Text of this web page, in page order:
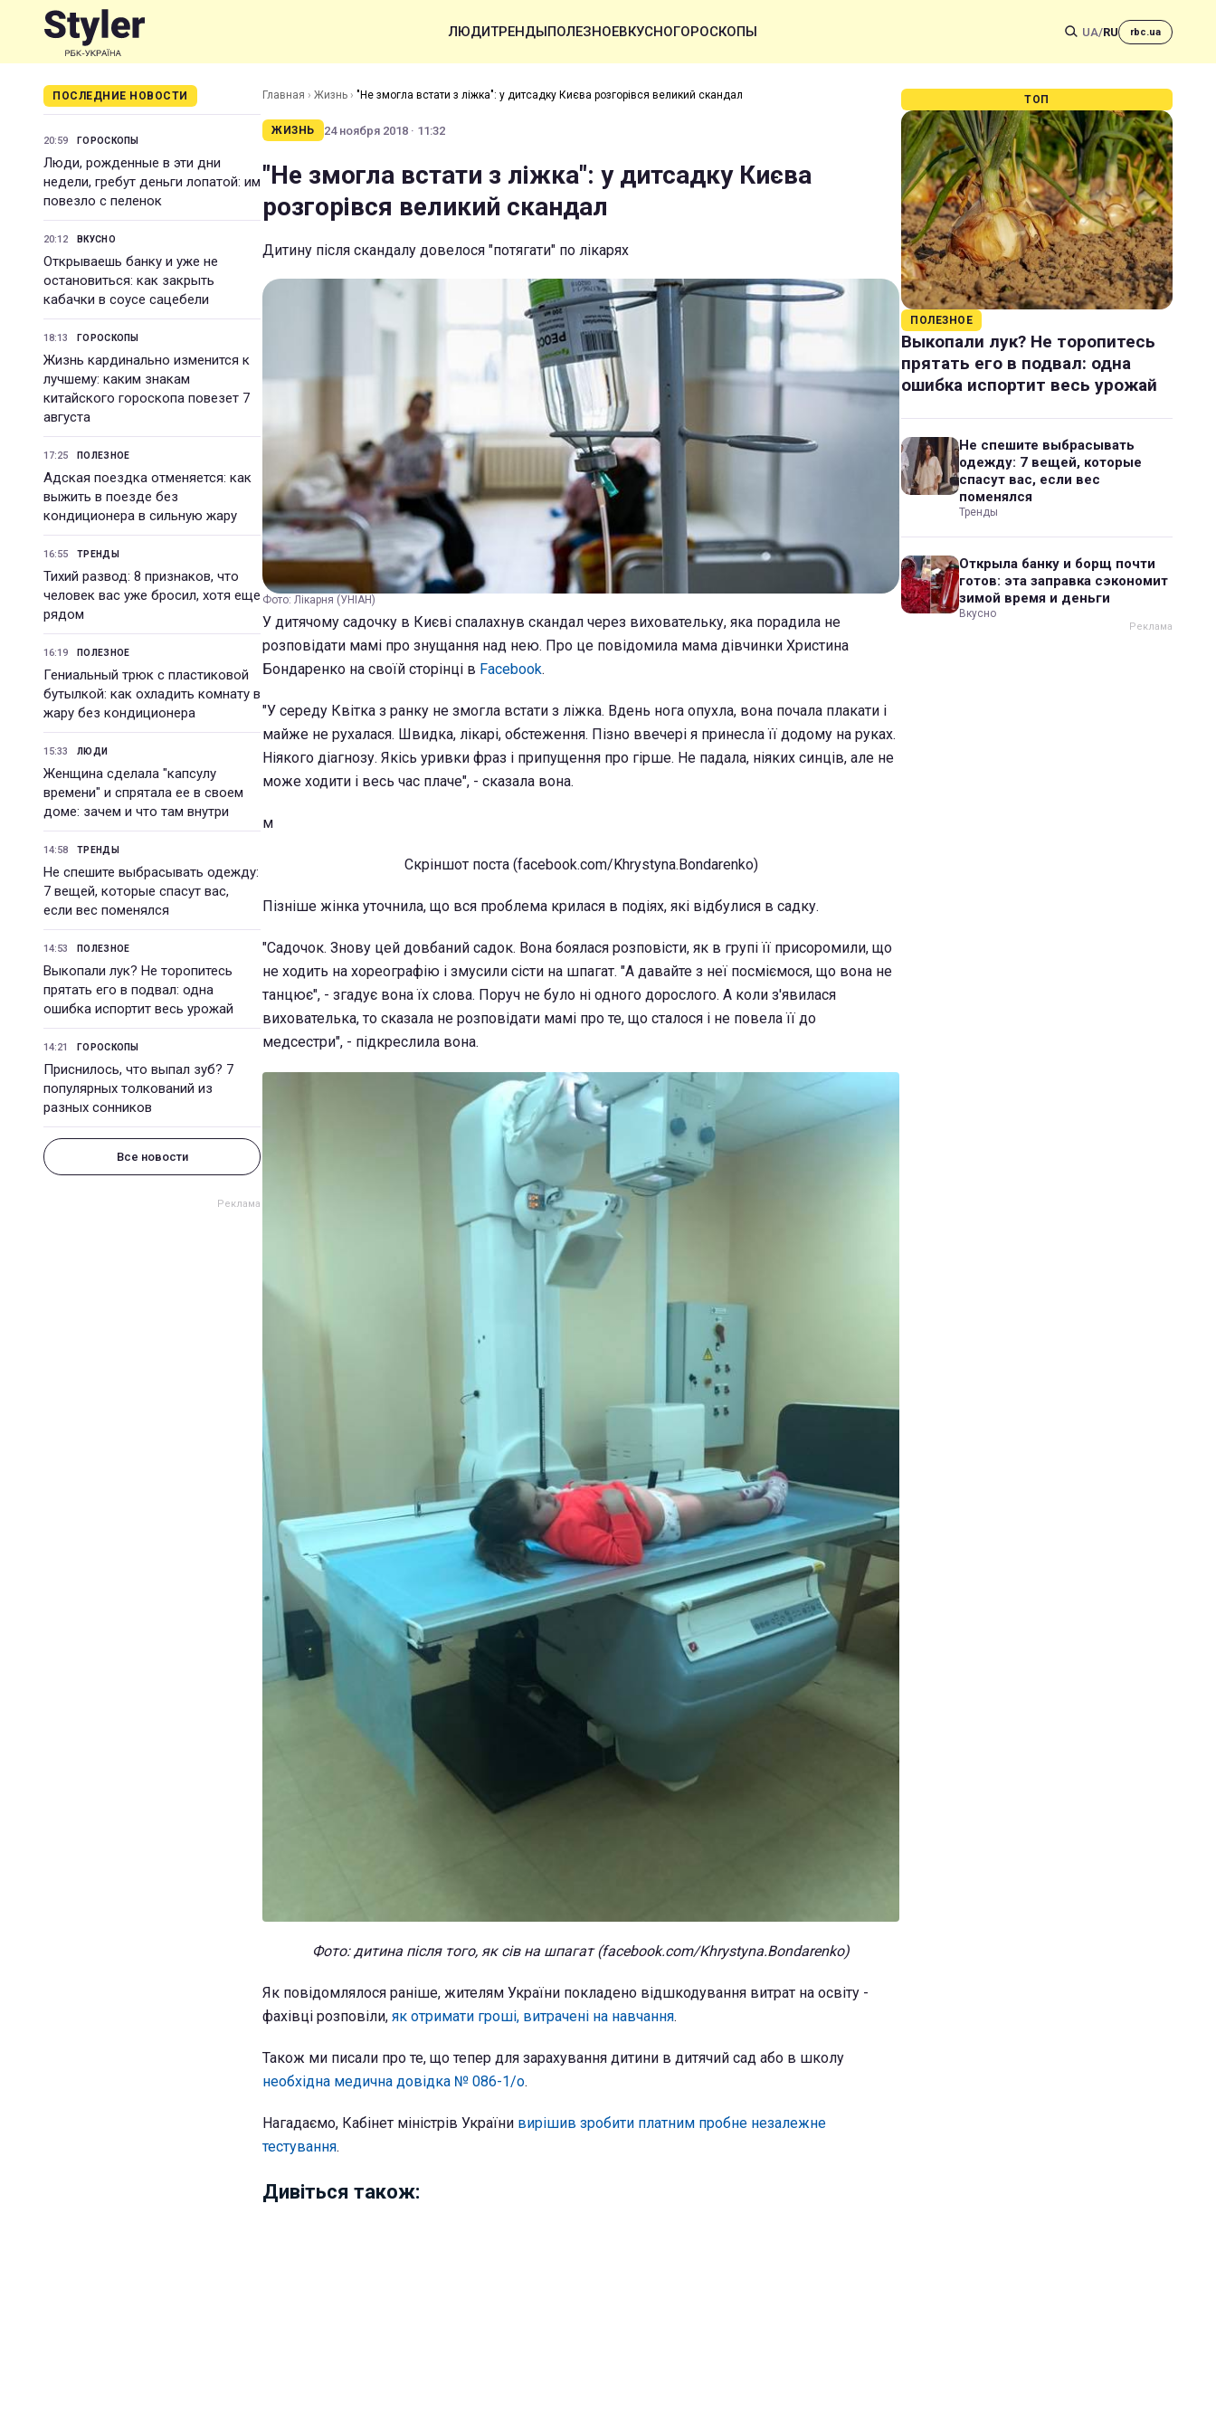
ЛЮДИТРЕНДЫПОЛЕЗНОЕВКУСНОГОРОСКОПЫ UA/RU rbc.ua
ПОСЛЕДНИЕ НОВОСТИ
20:59 ГОРОСКОПЫ
Люди, рожденные в эти дни
недели, гребут деньги лопатой: им
повезло с пеленок
20:12 ВКУСНО
Открываешь банку и уже не
остановиться: как закрыть
кабачки в соусе сацебели
18:13 ГОРОСКОПЫ
Жизнь кардинально изменится к
лучшему: каким знакам
китайского гороскопа повезет 7
августа
17:25 ПОЛЕЗНОЕ
Адская поездка отменяется: как
выжить в поезде без
кондиционера в сильную жару
16:55 ТРЕНДЫ
Тихий развод: 8 признаков, что
человек вас уже бросил, хотя еще
рядом
16:19 ПОЛЕЗНОЕ
Гениальный трюк с пластиковой
бутылкой: как охладить комнату в
жару без кондиционера
15:33 ЛЮДИ
Женщина сделала "капсулу
времени" и спрятала ее в своем
доме: зачем и что там внутри
14:58 ТРЕНДЫ
Не спешите выбрасывать одежду:
7 вещей, которые спасут вас,
если вес поменялся
14:53 ПОЛЕЗНОЕ
Выкопали лук? Не торопитесь
прятать его в подвал: одна
ошибка испортит весь урожай
14:21 ГОРОСКОПЫ
Приснилось, что выпал зуб? 7
популярных толкований из
разных сонников
Все новости
Главная › Жизнь › "Не змогла встати з ліжка": у дитсадку Києва розгорівся великий скандал
ЖИЗНЬ 24 ноября 2018 · 11:32
"Не змогла встати з ліжка": у дитсадку Києва
розгорівся великий скандал
Дитину після скандалу довелося "потягати" по лікарях
Фото: Лікарня (УНІАН)
У дитячому садочку в Києві спалахнув скандал через виховательку, яка порадила не
розповідати мамі про знущання над нею. Про це повідомила мама дівчинки Христина
Бондаренко на своїй сторінці в Facebook.
"У середу Квітка з ранку не змогла встати з ліжка. Вдень нога опухла, вона почала плакати і
майже не рухалася. Швидка, лікарі, обстеження. Пізно ввечері я принесла її додому на руках.
Ніякого діагнозу. Якісь уривки фраз і припущення про гірше. Не падала, ніяких синців, але не
може ходити і весь час плаче", - сказала вона.
м
Скріншот поста (facebook.com/Khrystyna.Bondarenko)
Пізніше жінка уточнила, що вся проблема крилася в подіях, які відбулися в садку.
"Садочок. Знову цей довбаний садок. Вона боялася розповісти, як в групі її присоромили, що
не ходить на хореографію і змусили сісти на шпагат. "А давайте з неї посміємося, що вона не
танцює", - згадує вона їх слова. Поруч не було ні одного дорослого. А коли з'явилася
вихователька, то сказала не розповідати мамі про те, що сталося і не повела її до
медсестри", - підкреслила вона.
Фото: дитина після того, як сів на шпагат (facebook.com/Khrystyna.Bondarenko)
Як повідомлялося раніше, жителям України покладено відшкодування витрат на освіту -
фахівці розповіли, як отримати гроші, витрачені на навчання.
Також ми писали про те, що тепер для зарахування дитини в дитячий сад або в школу
необхідна медична довідка № 086-1/о.
Нагадаємо, Кабінет міністрів України вирішив зробити платним пробне незалежне
тестування.
Дивіться також:
ТОП
ПОЛЕЗНОЕ
Выкопали лук? Не торопитесь
прятать его в подвал: одна
ошибка испортит весь урожай
Не спешите выбрасывать
одежду: 7 вещей, которые
спасут вас, если вес
поменялся
Тренды
Открыла банку и борщ почти
готов: эта заправка сэкономит
зимой время и деньги
Вкусно